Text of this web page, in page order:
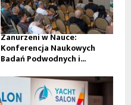
Zanurzeni w Nauce:
Konferencja Naukowych
Badań Podwodnych i...